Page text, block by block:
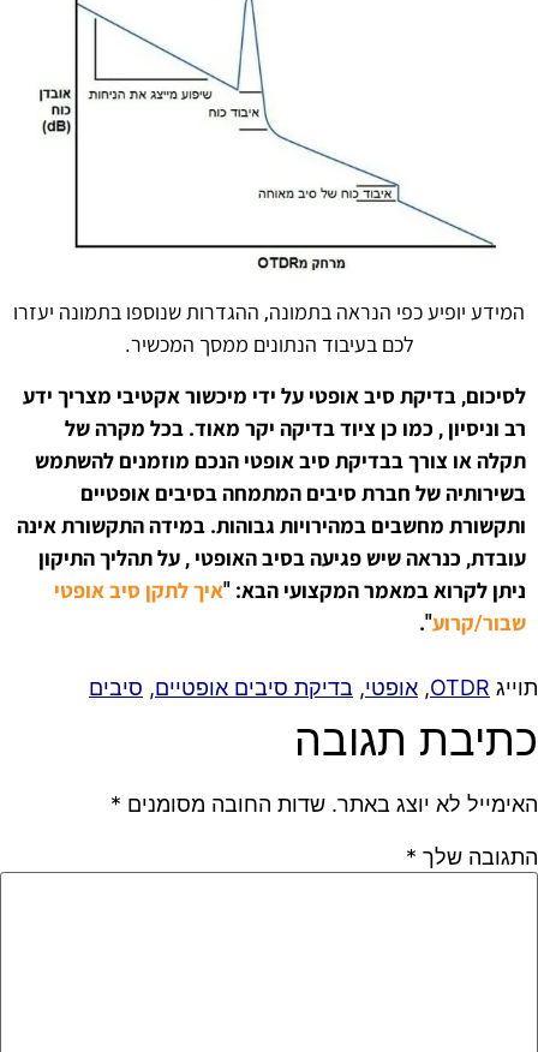
המידע יופיע כפי הנראה בתמונה, ההגדרות שנוספו בתמונה יעזרו
לכם בעיבוד הנתונים ממסך המכשיר.
לסיכום, בדיקת סיב אופטי על ידי מיכשור אקטיבי מצריך ידע
רב וניסיון , כמו כן ציוד בדיקה יקר מאוד. בכל מקרה של
תקלה או צורך בבדיקת סיב אופטי הנכם מוזמנים להשתמש
בשירותיה של חברת סיבים המתמחה בסיבים אופטיים
ותקשורת מחשבים במהירויות גבוהות. במידה התקשורת אינה
עובדת, כנראה שיש פגיעה בסיב האופטי , על תהליך התיקון
ניתן לקרוא במאמר המקצועי הבא: "איך לתקן סיב אופטי
שבור/קרוע".
תוייג OTDR
, אופטי, בדיקת סיבים אופטיים, סיבים
כתיבת תגובה
האימייל לא יוצג באתר. שדות החובה מסומנים *
התגובה שלך *